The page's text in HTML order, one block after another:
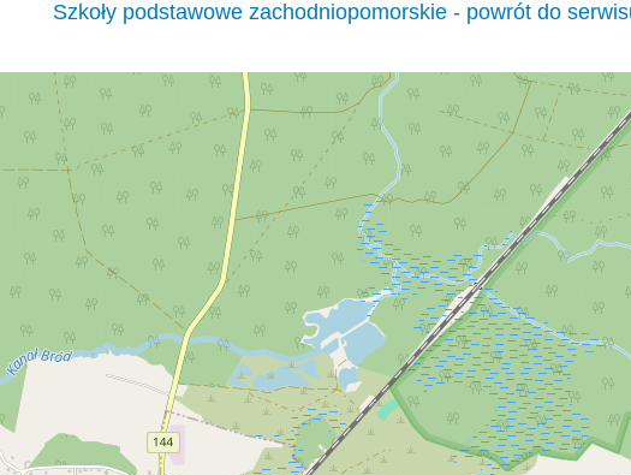
Szkoły podstawowe zachodniopomorskie - powrót do